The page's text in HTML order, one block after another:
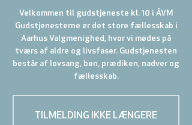
Velkommen til gudstjeneste kl. 10 i ÅVM
Gudstjenesterne er det store fællesskab i
Aarhus Valgmenighed, hvor vi mødes på
tværs af aldre og livsfaser. Gudstjenesten
består af lovsang, bøn, prædiken, nadver og
fællesskab.
TILMELDING IKKE LÆNGERE